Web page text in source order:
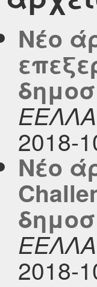
Νέο
2018-
Νέο
2018-